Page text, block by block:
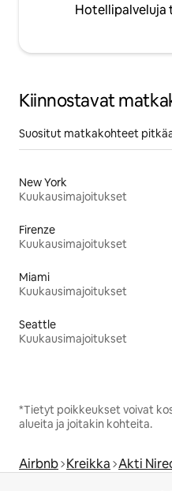
Hotellipalveluja
Kiinnostavat
Suositut matkakohteet
New York
Kuukausimajoitukset
Firenze
Kuukausimajoitukset
Miami
Kuukausimajoitukset
Seattle
Kuukausimajoitukset
*Tietyt poikkeukset voivat
alueita ja joitakin kohteita.
Airbnb Kreikka Akti